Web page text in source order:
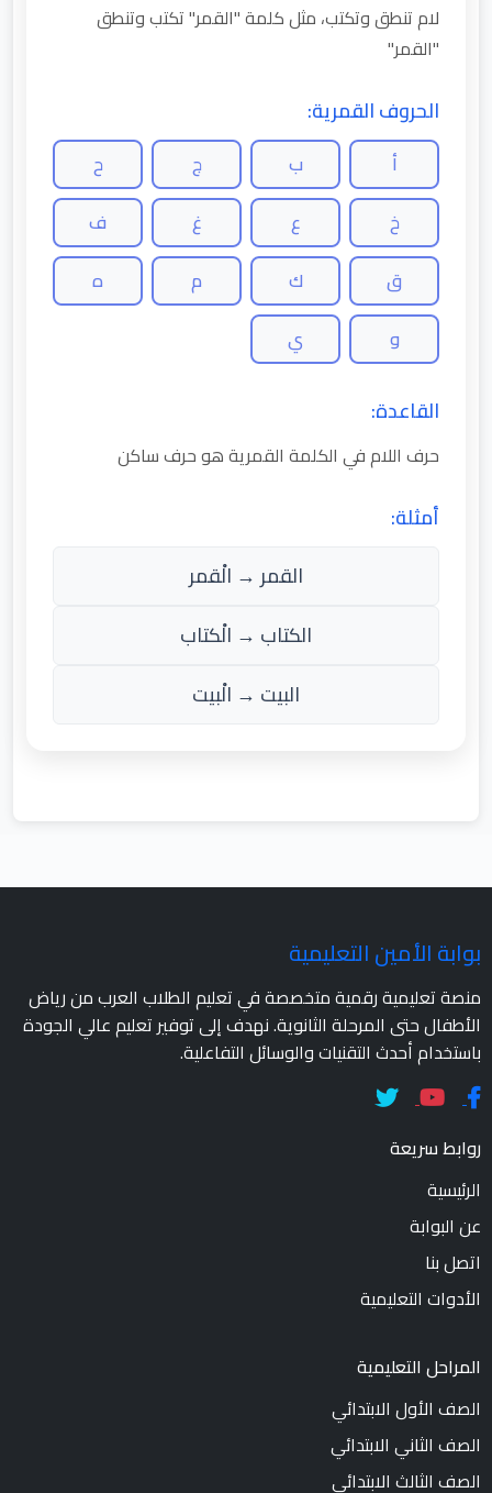
لام تنطق وتكتب، مثل كلمة "القمر" تكتب وتنطق
"القمر"
الحروف القمرية:
أ ب ج
ح
خ
ع غ
ف
ق
ك م
ه
و
ي
القاعدة:
حرف اللام في الكلمة القمرية هو حرف ساكن
أمثلة:
القمر → الْقمر
الكتاب → الْكتاب
البيت → الْبيت
بوابة الأمين التعليمية
منصة تعليمية رقمية متخصصة في تعليم الطلاب العرب من رياض
الأطفال حتى المرحلة الثانوية. نهدف إلى توفير تعليم عالي الجودة
باستخدام أحدث التقنيات والوسائل التفاعلية.
روابط سريعة
الرئيسية
عن البوابة
اتصل بنا
الأدوات التعليمية
المراحل التعليمية
الصف الأول الابتدائي
الصف الثاني الابتدائي
الصف الثالث الابتدائي